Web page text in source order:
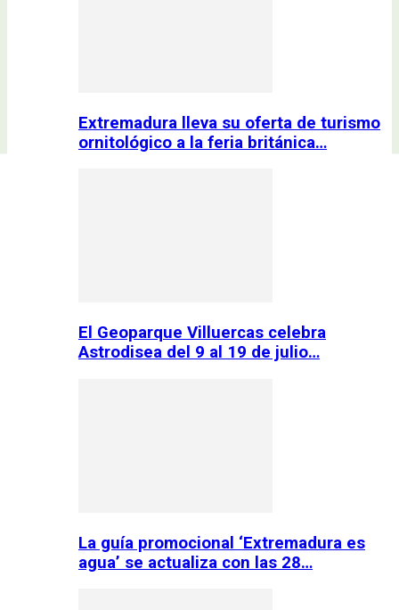
Extremadura lleva su oferta de turismo
ornitológico a la feria británica…
El Geoparque Villuercas celebra
Astrodisea del 9 al 19 de julio…
La guía promocional ‘Extremadura es
agua’ se actualiza con las 28…